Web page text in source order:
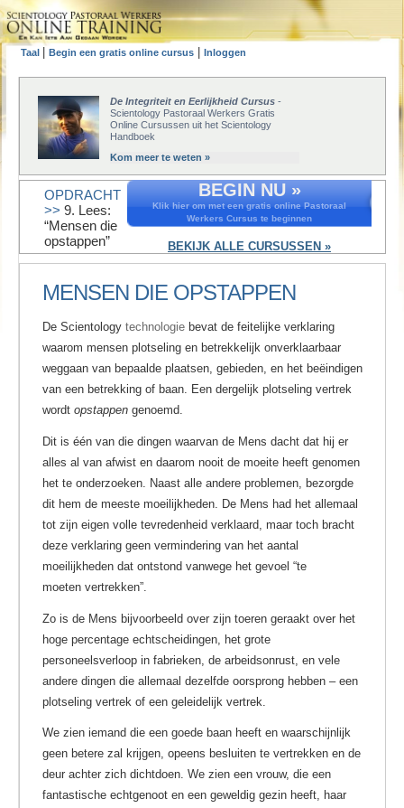
Taal Begin een gratis online cursus Inloggen
De Integriteit en Eerlijkheid Cursus -
Scientology Pastoraal Werkers Gratis
Online Cursussen uit het Scientology
Handboek
Kom meer te weten »
BEGIN NU »
Klik hier om met een gratis online Pastoraal
Werkers Cursus te beginnen
BEKIJK ALLE CURSUSSEN »
OPDRACHT
>> 9. Lees:
“Mensen die
opstappen”
MENSEN DIE OPSTAPPEN
De Scientology technologie bevat de feitelijke verklaring
waarom mensen plotseling en betrekkelijk onverklaarbaar
weggaan van bepaalde plaatsen, gebieden, en het beëindigen
van een betrekking of baan. Een dergelijk plotseling vertrek
wordt opstappen genoemd.
Dit is één van die dingen waarvan de Mens dacht dat hij er
alles al van afwist en daarom nooit de moeite heeft genomen
het te onderzoeken. Naast alle andere problemen, bezorgde
dit hem de meeste moeilijkheden. De Mens had het allemaal
tot zijn eigen volle tevredenheid verklaard, maar toch bracht
deze verklaring geen vermindering van het aantal
moeilijkheden dat ontstond vanwege het gevoel “te
moeten vertrekken”.
Zo is de Mens bijvoorbeeld over zijn toeren geraakt over het
hoge percentage echtscheidingen, het grote
personeelsverloop in fabrieken, de arbeidsonrust, en vele
andere dingen die allemaal dezelfde oorsprong hebben – een
plotseling vertrek of een geleidelijk vertrek.
We zien iemand die een goede baan heeft en waarschijnlijk
geen betere zal krijgen, opeens besluiten te vertrekken en de
deur achter zich dichtdoen. We zien een vrouw, die een
fantastische echtgenoot en een geweldig gezin heeft, haar